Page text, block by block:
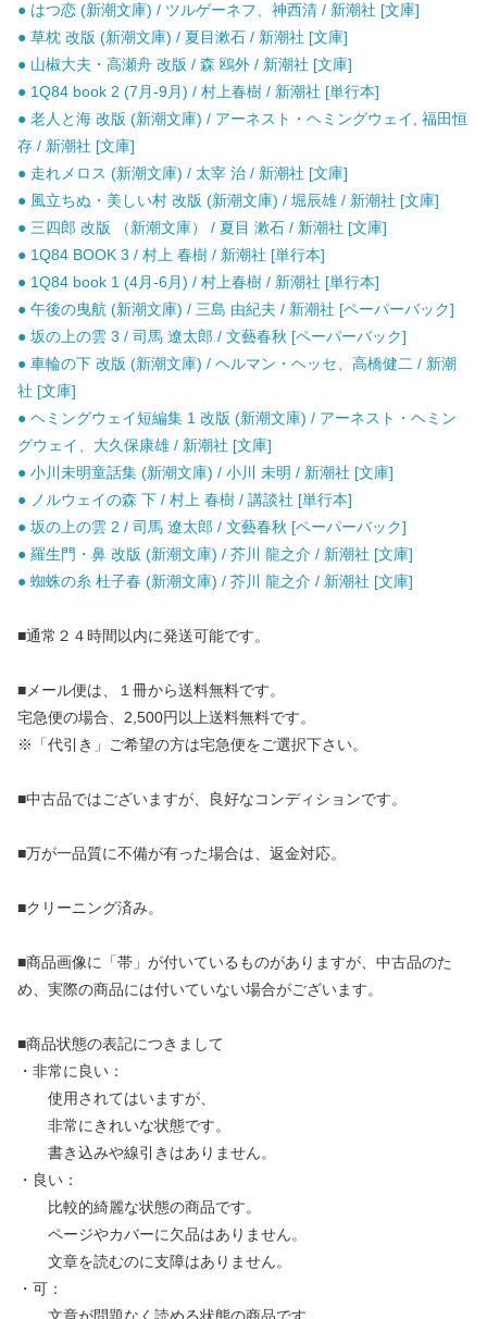
● はつ恋 (新潮文庫) / ツルゲーネフ、神西清 / 新潮社 [文庫]
● 草枕 改版 (新潮文庫) / 夏目漱石 / 新潮社 [文庫]
● 山椒大夫・高瀬舟 改版 / 森 鴎外 / 新潮社 [文庫]
● 1Q84 book 2 (7月-9月) / 村上春樹 / 新潮社 [単行本]
● 老人と海 改版 (新潮文庫) / アーネスト・ヘミングウェイ, 福田恒
存 / 新潮社 [文庫]
● 走れメロス (新潮文庫) / 太宰 治 / 新潮社 [文庫]
● 風立ちぬ・美しい村 改版 (新潮文庫) / 堀辰雄 / 新潮社 [文庫]
● 三四郎 改版 （新潮文庫） / 夏目 漱石 / 新潮社 [文庫]
● 1Q84 BOOK 3 / 村上 春樹 / 新潮社 [単行本]
● 1Q84 book 1 (4月-6月) / 村上春樹 / 新潮社 [単行本]
● 午後の曳航 (新潮文庫) / 三島 由紀夫 / 新潮社 [ペーパーバック]
● 坂の上の雲 3 / 司馬 遼太郎 / 文藝春秋 [ペーパーバック]
● 車輪の下 改版 (新潮文庫) / ヘルマン・ヘッセ、高橋健二 / 新潮
社 [文庫]
● ヘミングウェイ短編集 1 改版 (新潮文庫) / アーネスト・ヘミン
グウェイ、大久保康雄 / 新潮社 [文庫]
● 小川未明童話集 (新潮文庫) / 小川 未明 / 新潮社 [文庫]
● ノルウェイの森 下 / 村上 春樹 / 講談社 [単行本]
● 坂の上の雲 2 / 司馬 遼太郎 / 文藝春秋 [ペーパーバック]
● 羅生門・鼻 改版 (新潮文庫) / 芥川 龍之介 / 新潮社 [文庫]
● 蜘蛛の糸 杜子春 (新潮文庫) / 芥川 龍之介 / 新潮社 [文庫]
■通常２４時間以内に発送可能です。
■メール便は、１冊から送料無料です。
宅急便の場合、2,500円以上送料無料です。
※「代引き」ご希望の方は宅急便をご選択下さい。
■中古品ではございますが、良好なコンディションです。
■万が一品質に不備が有った場合は、返金対応。
■クリーニング済み。
■商品画像に「帯」が付いているものがありますが、中古品のた
め、実際の商品には付いていない場合がございます。
■商品状態の表記につきまして
・非常に良い：
使用されてはいますが、
非常にきれいな状態です。
書き込みや線引きはありません。
・良い：
比較的綺麗な状態の商品です。
ページやカバーに欠品はありません。
文章を読むのに支障はありません。
・可：